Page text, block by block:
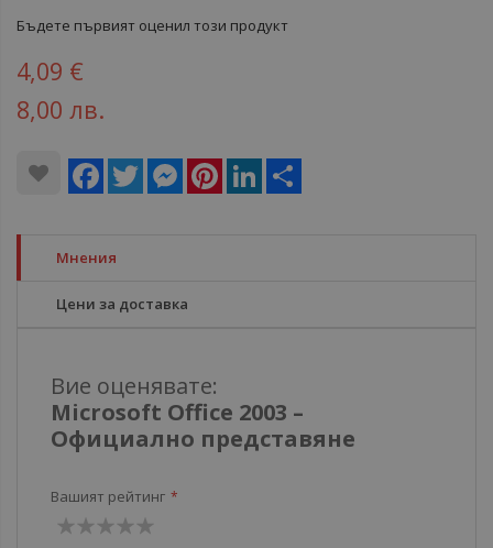
Бъдете първият оценил този продукт
4,09 €
8,00 лв.
Facebook
Twitter MessengerPinterestLinkedIn
Мнения
Цени за доставка
Вие оценявате:
Microsoft Office 2003 –
Официално представяне
Вашият рейтинг